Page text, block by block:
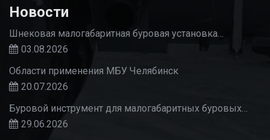
Новости
Шнековая малогабаритная буровая установка…
03.08.2026
Области применения МБУ Челябинск
20.07.2026
Буровой инструмент для малогабаритных буровых…
29.06.2026